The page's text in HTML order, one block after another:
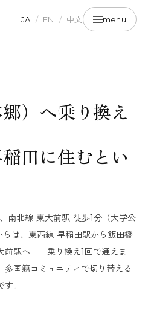
JA / EN / 中文 menu
）へ乗り換え
田に住むとい
南北線 東大前駅 徒歩1分（大学公
は、東西線 早稲田駅から飯田橋
前駅へ——乗り換え1回で通えま
多国籍コミュニティで切り替える
。